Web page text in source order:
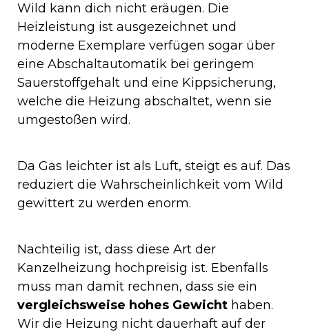
Wild kann dich nicht eräugen. Die
Heizleistung ist ausgezeichnet und
moderne Exemplare verfügen sogar über
eine Abschaltautomatik bei geringem
Sauerstoffgehalt und eine Kippsicherung,
welche die Heizung abschaltet, wenn sie
umgestoßen wird.
Da Gas leichter ist als Luft, steigt es auf. Das
reduziert die Wahrscheinlichkeit vom Wild
gewittert zu werden enorm.
Nachteilig ist, dass diese Art der
Kanzelheizung hochpreisig ist. Ebenfalls
muss man damit rechnen, dass sie ein
vergleichsweise hohes Gewicht haben.
Wir die Heizung nicht dauerhaft auf der